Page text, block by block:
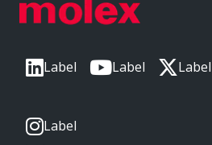
Label Label Label
Label